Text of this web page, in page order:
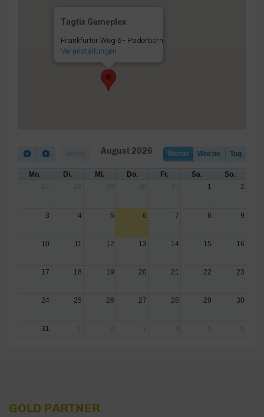
Tagtix Gameplex
Frankfurter Weg 6 - Paderborn
Veranstaltungen
Monat Woche Tag
August 2026
Mo. Di. Mi. Do. Fr. Sa.
So.
1 2
3 4 5 6 7 8 9
10 11 12 13 14 15 16
17 18 19 20 21 22 23
24 25 26 27 28 29 30
31
GOLD PARTNER